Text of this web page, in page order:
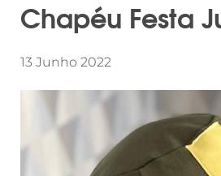
Chapéu Festa
13 Junho 2022